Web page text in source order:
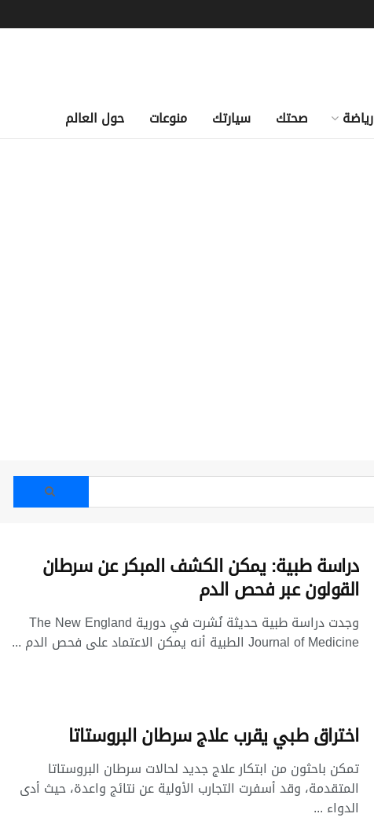
رياضة صحتك سيارتك منوعات حول العالم
دراسة طبية: يمكن الكشف المبكر عن سرطان
القولون عبر فحص الدم
وجدت دراسة طبية حديثة نُشرت في دورية The New England
Journal of Medicine الطبية أنه يمكن الاعتماد على فحص الدم ...
اختراق طبي يقرب علاج سرطان البروستاتا
تمكن باحثون من ابتكار علاج جديد لحالات سرطان البروستاتا
المتقدمة، وقد أسفرت التجارب الأولية عن نتائج واعدة، حيث أدى
الدواء ...